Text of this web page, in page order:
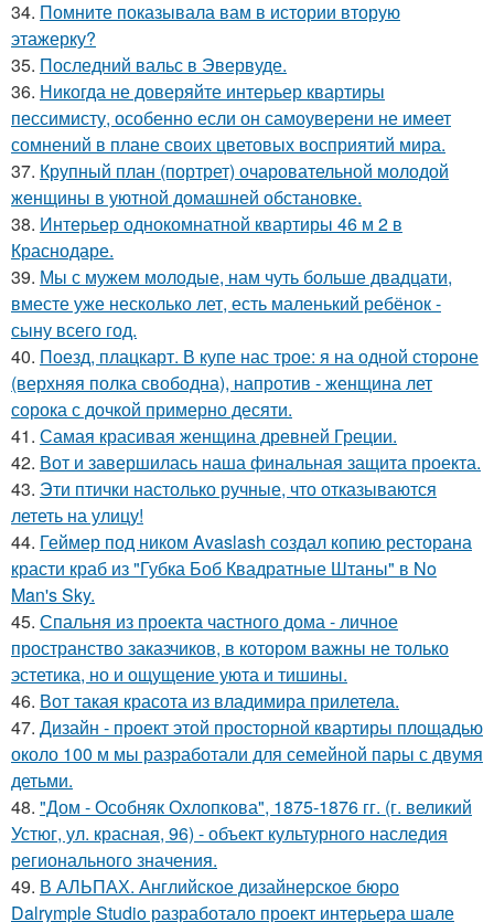
34. Помните показывала вам в истории вторую
этажерку?
35. Последний вальс в Эвервуде.
36. Никогда не доверяйте интерьер квартиры
пессимисту, особенно если он самоуверени не имеет
сомнений в плане своих цветовых восприятий мира.
37. Крупный план (портрет) очаровательной молодой
женщины в уютной домашней обстановке.
38. Интерьер однокомнатной квартиры 46 м 2 в
Краснодаре.
39. Мы с мужем молодые, нам чуть больше двадцати,
вместе уже несколько лет, есть маленький ребёнок -
сыну всего год.
40. Поезд, плацкарт. В купе нас трое: я на одной стороне
(верхняя полка свободна), напротив - женщина лет
сорока с дочкой примерно десяти.
41. Самая красивая женщина древней Греции.
42. Вот и завершилась наша финальная защита проекта.
43. Эти птички настолько ручные, что отказываются
лететь на улицу!
44. Геймер под ником Avaslash создал копию ресторана
красти краб из "Губка Боб Квадратные Штаны" в No
Man's Sky.
45. Спальня из проекта частного дома - личное
пространство заказчиков, в котором важны не только
эстетика, но и ощущение уюта и тишины.
46. Вот такая красота из владимира прилетела.
47. Дизайн - проект этой просторной квартиры площадью
около 100 м мы разработали для семейной пары с двумя
детьми.
48. "Дом - Особняк Охлопкова", 1875-1876 гг. (г. великий
Устюг, ул. красная, 96) - объект культурного наследия
регионального значения.
49. В АЛЬПАХ. Английское дизайнерское бюро
Dalrymple Studio разработало проект интерьера шале